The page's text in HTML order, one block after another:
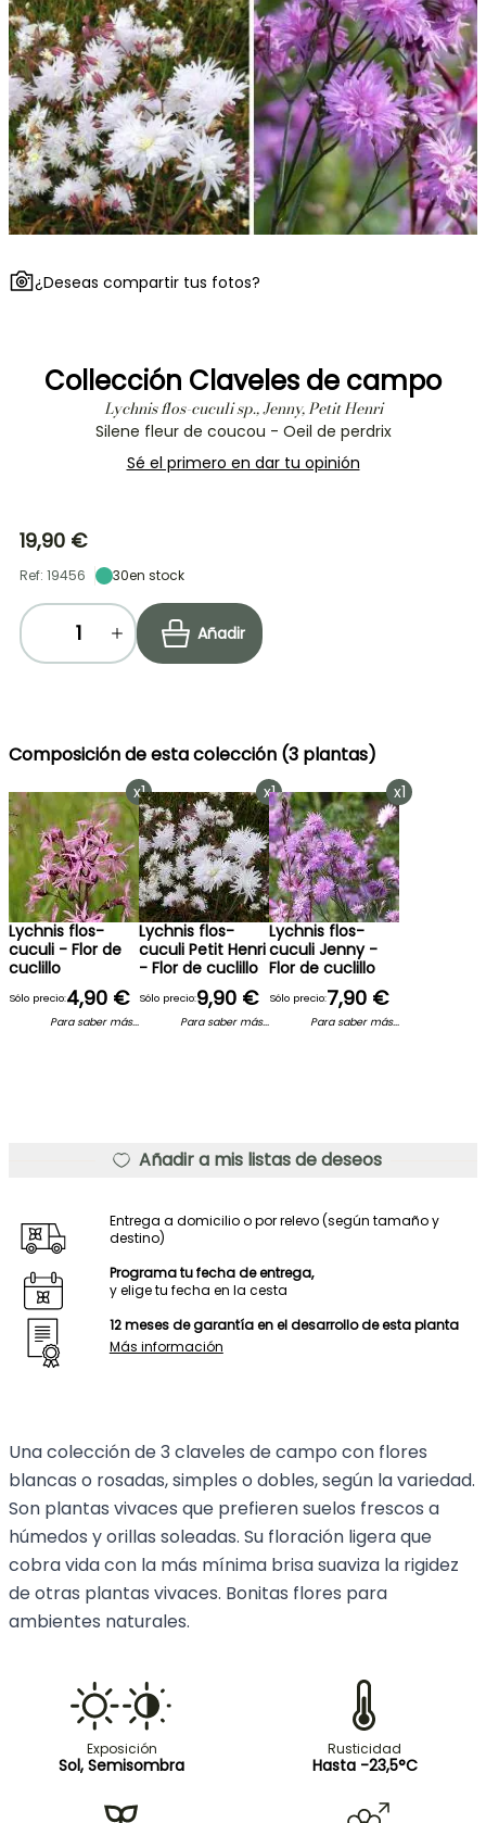
¿Deseas compartir tus fotos?
Collección Claveles de campo
Lychnis flos-cuculi sp., Jenny, Petit Henri
Silene fleur de coucou - Oeil de perdrix
Sé el primero en dar tu opinión
19,90 €
Ref: 19456 30en stock
Añadir
Composición de esta colección (3 plantas)
x1
Lychnis flos-
cuculi - Flor de
cuclillo
Sólo precio:4,90 €
Para saber más...
x1
Lychnis flos-
cuculi Petit Henri
- Flor de cuclillo
Sólo precio:9,90 €
Para saber más...
x1
Lychnis flos-
cuculi Jenny -
Flor de cuclillo
Sólo precio:7,90 €
Para saber más...
Añadir a mis listas de deseos
Entrega a domicilio o por relevo (según tamaño y
destino)
Programa tu fecha de entrega,
y elige tu fecha en la cesta
12 meses de garantía en el desarrollo de esta planta
Más información
Una colección de 3 claveles de campo con flores
blancas o rosadas, simples o dobles, según la variedad.
Son plantas vivaces que prefieren suelos frescos a
húmedos y orillas soleadas. Su floración ligera que
cobra vida con la más mínima brisa suaviza la rigidez
de otras plantas vivaces. Bonitas flores para
ambientes naturales.
Exposición
Sol, Semisombra
Rusticidad
Hasta -23,5°C